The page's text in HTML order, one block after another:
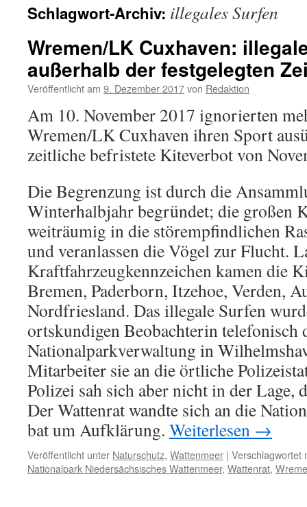
Schlagwort-Archiv: illegales Surfen
Wremen/LK Cuxhaven:
außerhalb der festgelegten
Veröffentlicht am 9. Dezember 2017von Redaktion
Am 10. November 2017 ignorierten
Wremen/LK Cuxhaven ihren Sport
zeitliche befristete Kiteverbot von
Die Begrenzung ist durch die
Winterhalbjahr begründet; die großen
weiträumig in die störempfindlichen
und veranlassen die Vögel zur Flucht.
Kraftfahrzeugkennzeichen kamen die
Bremen, Paderborn, Itzehoe, Verden,
Nordfriesland. Das illegale Surfen
ortskundigen Beobachterin telefonisch
Nationalparkverwaltung in
Mitarbeiter sie an die örtliche
Polizei sah sich aber nicht in der Lage,
Der Wattenrat wandte sich an die
bat um Aufklärung. Weiterlesen →
Veröffentlicht unter Naturschutz, Wattenmeer | Verschlagwortet
Nationalpark Niedersächsisches Wattenmeer, Wattenrat,